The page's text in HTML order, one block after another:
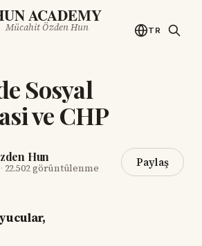
ACADEMY
Mücahit Özden Hun TR
Sosyal
ve CHP
Hun
· 22.502 görüntülenme Paylaş